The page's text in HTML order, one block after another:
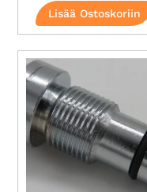
Lisää Ostoskoriin